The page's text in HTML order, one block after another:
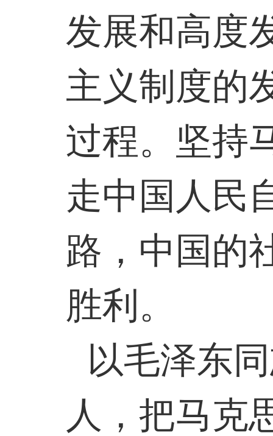
发展和高度
主义制度的
过程。坚持
走中国人民
路，中国的
胜利。
以毛泽东
人，把马克